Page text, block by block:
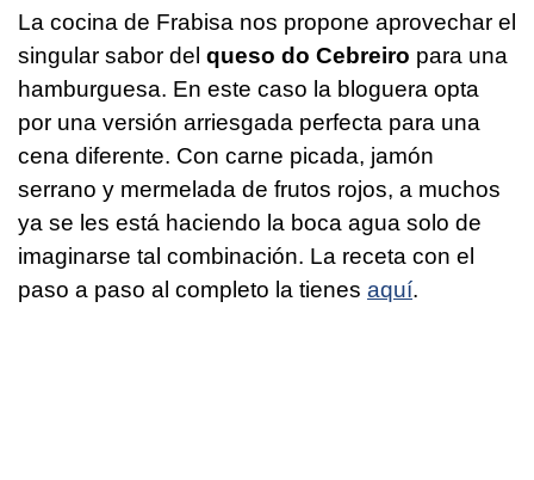
La cocina de Frabisa nos propone aprovechar el
singular sabor del queso do Cebreiro para una
hamburguesa. En este caso la bloguera opta
por una versión arriesgada perfecta para una
cena diferente. Con carne picada, jamón
serrano y mermelada de frutos rojos, a muchos
ya se les está haciendo la boca agua solo de
imaginarse tal combinación. La receta con el
paso a paso al completo la tienes aquí.